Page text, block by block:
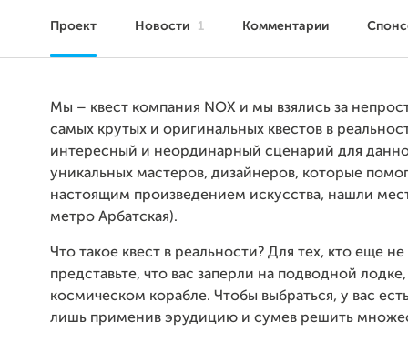
Проект Новости 1 Комментарии
Мы – квест компания NOX и мы взялись за
самых крутых и оригинальных квестов в
интересный и неординарный сценарий для
уникальных мастеров, дизайнеров, которые
настоящим произведением искусства, нашли
метро Арбатская).
Что такое квест в реальности? Для тех, кто еще
представьте, что вас заперли на подводной
космическом корабле. Чтобы выбраться, у вас
лишь применив эрудицию и сумев решить